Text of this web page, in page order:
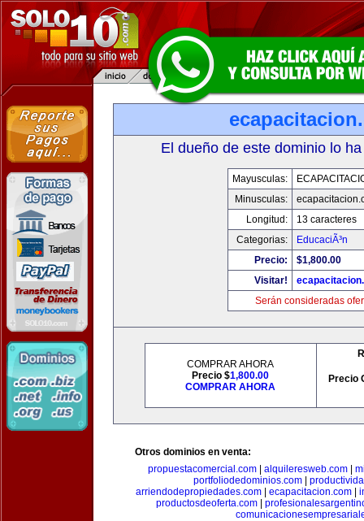
El dueño de este dominio lo
Mayusculas:
Minusculas:
Longitud:
13 caracteres
Categorias:
EducaciÃ³n
Precio:
$1,800.00
Visitar!
Serán consideradas
COMPRAR AHORA
Precio $1,800.00
COMPRAR AHORA
Precio
Otros dominios en venta:
propuestacomercial.com
alquileresweb.com
portfoliodedominios.com
arriendodepropiedades.com| ecapacitacion.com|
productosdeoferta.com|